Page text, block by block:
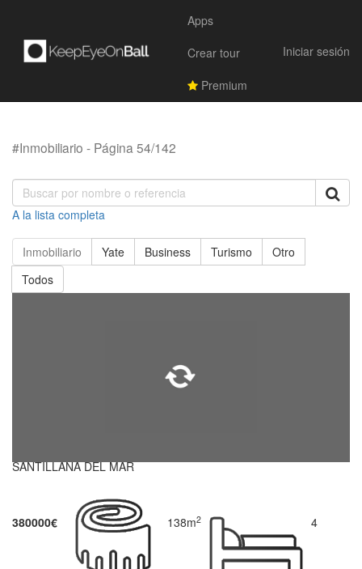
Apps
Crear tour
Premium
Iniciar sesión
#Inmobiliario - Página 54/142
A la lista completa
Inmobiliario Yate Business Turismo
Otro
Todos
SANTILLANA DEL MAR
380000€ 138m2 4